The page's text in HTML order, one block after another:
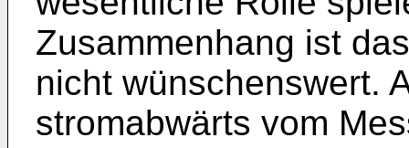
Zusammenhang ist
nicht wünschenswert.
stromabwärts vom